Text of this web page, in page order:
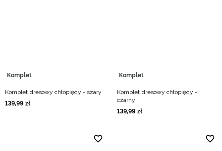
Komplet
Komplet dresowy chłopięcy - szary
139,99 zł
Komplet
Komplet dresowy chłopięcy -
czarny
139,99 zł